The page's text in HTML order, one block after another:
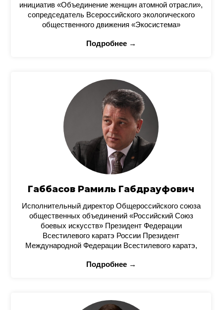
инициатив «Объединение женщин атомной отрасли»,
сопредседатель Всероссийского экологического
общественного движения «Экосистема»
Подробнее →
Габбасов Рамиль Габдрауфович
Исполнительный директор Общероссийского союза
общественных объединений «Российский Союз
боевых искусств» Президент Федерации
Всестилевого каратэ России Президент
Международной Федерации Всестилевого каратэ,
Подробнее →